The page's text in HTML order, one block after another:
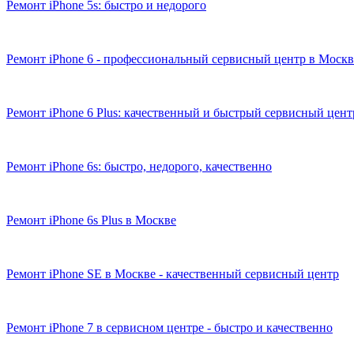
Ремонт iPhone 5s: быстро и недорого
Ремонт iPhone 6 - профессиональный сервисный центр в
Ремонт iPhone 6 Plus: качественный и быстрый сервисный
Ремонт iPhone 6s: быстро, недорого, качественно
Ремонт iPhone 6s Plus в Москве
Ремонт iPhone SE в Москве - качественный сервисный центр
Ремонт iPhone 7 в сервисном центре - быстро и качественно